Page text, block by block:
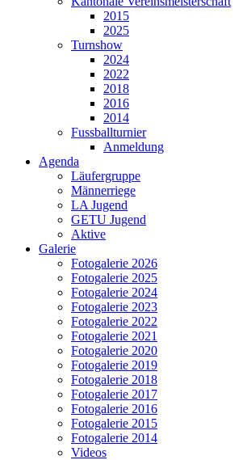
2015
2025
Turnshow
2024
2022
2018
2016
2014
Fussballturnier
Anmeldung
Agenda
Läufergruppe
Männerriege
LA Jugend
GETU Jugend
Aktive
Galerie
Fotogalerie 2026
Fotogalerie 2025
Fotogalerie 2024
Fotogalerie 2023
Fotogalerie 2022
Fotogalerie 2021
Fotogalerie 2020
Fotogalerie 2019
Fotogalerie 2018
Fotogalerie 2017
Fotogalerie 2016
Fotogalerie 2015
Fotogalerie 2014
Videos